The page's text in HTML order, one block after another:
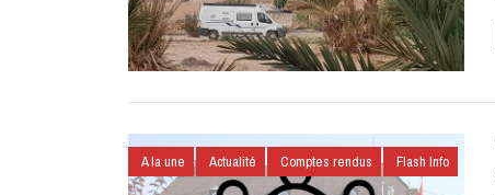
A la une Actualité Comptes rendus Flash Info